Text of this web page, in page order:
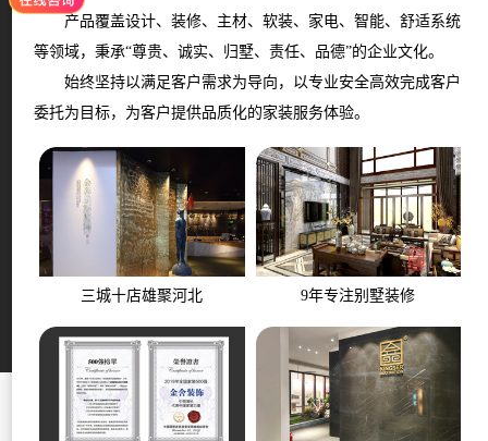
产品覆盖设计、装修、主材、软装、家电、智能、舒适系统
等领域，秉承“尊贵、诚实、归墅、责任、品德”的企业文化。
始终坚持以满足客户需求为导向，以专业安全高效完成客户
委托为目标，为客户提供品质化的家装服务体验。
三城十店雄聚河北 9年专注别墅装修